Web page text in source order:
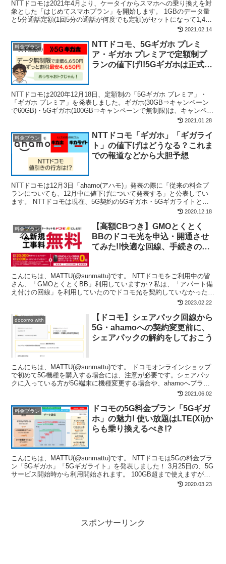
NTTドコモは2021年4月より、ケータイからスマホへの乗り換えを対
象とした「はじめてスマホプラン」を開始します。 1GBのデータ量
と5分通話定額(1回5分の通話が何度でも定額)がセットになって1,480
2021.02.14
料金プラン
NTTドコモ、5Gギガホ プレミ
ア・ギガホ プレミアで定額制プ
ランの値下げ!!5Gギガホは正式に
NTTドコモは2020年12月18日、定額制の「5Gギガホ プレミア」・
「ギガホ プレミア」を発表しました。ギガホ(30GB⇒キャンペーン
で60GB)・5Gギガホ(100GB⇒キャンペーンで無制限)は、キャンペー
2021.01.28
料金プラン
NTTドコモ「ギガホ」「ギガライ
ト」の値下げはどうなる？これま
での報道などから大胆予想
NTTドコモは12月3日「ahamo(アハモ)」発表の際に「従来の料金プ
ランについても、12月中に値下げについて発表する」と公表してい
ます。 NTTドコモは現在、5G契約の5Gギガホ・5Gギガライトと、
2020.12.18
料金プラン
【高額CBつき】GMOとくとく
BBのドコモ光を申込・開通させ
てみた!!快適な回線、手続きの流
こんにちは、MATTU(@sunmattu)です。 NTTドコモをご利用中の皆
さん、「GMOとくとくBB」利用していますか？私は、「アパート備
え付けの回線」を利用していたのでドコモ光を契約していなかったの
2023.02.22
docomo with
【ドコモ】シェアパック回線から
5G・ahamoへの契約変更前に、
シェアパックの解約をしておこう
こんにちは、MATTU(@sunmattu)です。 ドコモオンラインショップ
で初めて5G機種を購入する場合には、注意が必要です。シェアパッ
クに入っている方が5G端末に機種変更する場合や、ahamoへプラン
2021.06.02
料金プラン
ドコモの5G料金プラン「5Gギガ
ホ」の魅力! 使い放題はLTE(Xi)か
らも乗り換えるべき!?
こんにちは、MATTU(@sunmattu)です。 NTTドコモは5Gの料金プラ
ン「5Gギガホ」「5Gギガライト」を発表しました！ 3月25日の、5G
サービス開始時から利用開始されます。 100GB超まで使えますが、
2020.03.23
スポンサーリンク